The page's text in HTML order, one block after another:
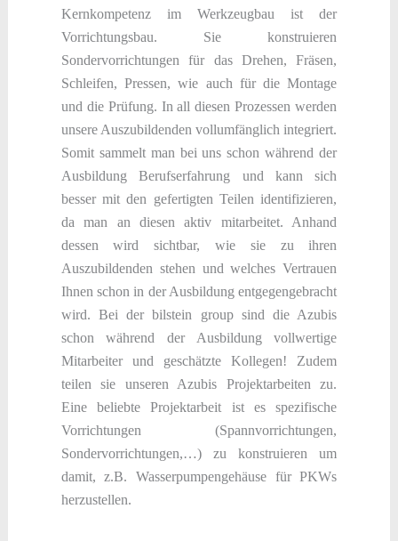
Kernkompetenz im Werkzeugbau ist der
Vorrichtungsbau. Sie konstruieren
Sondervorrichtungen für das Drehen, Fräsen,
Schleifen, Pressen, wie auch für die Montage
und die Prüfung. In all diesen Prozessen werden
unsere Auszubildenden vollumfänglich integriert.
Somit sammelt man bei uns schon während der
Ausbildung Berufserfahrung und kann sich
besser mit den gefertigten Teilen identifizieren,
da man an diesen aktiv mitarbeitet. Anhand
dessen wird sichtbar, wie sie zu ihren
Auszubildenden stehen und welches Vertrauen
Ihnen schon in der Ausbildung entgegengebracht
wird. Bei der bilstein group sind die Azubis
schon während der Ausbildung vollwertige
Mitarbeiter und geschätzte Kollegen! Zudem
teilen sie unseren Azubis Projektarbeiten zu.
Eine beliebte Projektarbeit ist es spezifische
Vorrichtungen (Spannvorrichtungen,
Sondervorrichtungen,…) zu konstruieren um
damit, z.B. Wasserpumpengehäuse für PKWs
herzustellen.